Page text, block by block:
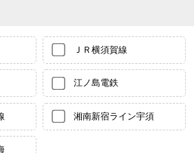
ＪＲ横須賀線
江ノ島電鉄
湘南新宿ライン宇須